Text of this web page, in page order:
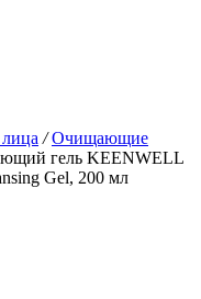
/Очищающие
гель KEENWELL
Gel, 200 мл